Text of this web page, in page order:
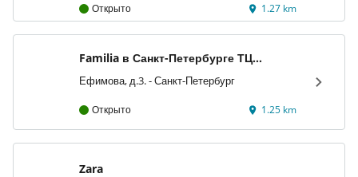
Открыто 1.27 km
Familia в Санкт-Петербурге ТЦ
Ефимова, д.3. - Санкт-Петербург
Открыто 1.25 km
Zara